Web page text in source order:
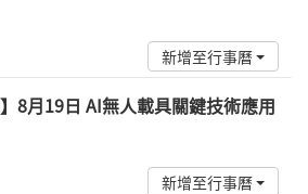
新增至行事曆
】8月19日 AI無人載具關鍵技術應用
新增至行事曆